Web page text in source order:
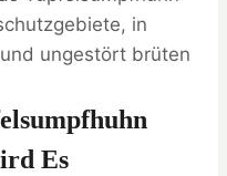
in
ungestört brüten
Es